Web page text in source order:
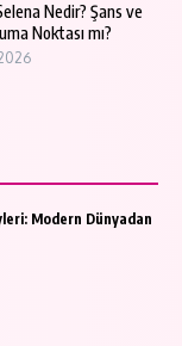
Nedir? Şans ve
Noktası mı?
Modern Dünyadan